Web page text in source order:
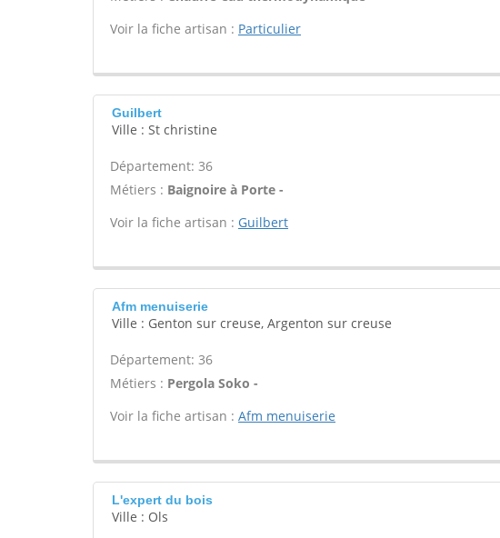
Voir la fiche artisan : Particulier
Guilbert
Ville : St christine
Département: 36
Métiers : Baignoire à Porte -
Voir la fiche artisan : Guilbert
Afm menuiserie
Ville : Genton sur creuse, Argenton sur creuse
Département: 36
Métiers : Pergola Soko -
Voir la fiche artisan : Afm menuiserie
L'expert du bois
Ville : Ols